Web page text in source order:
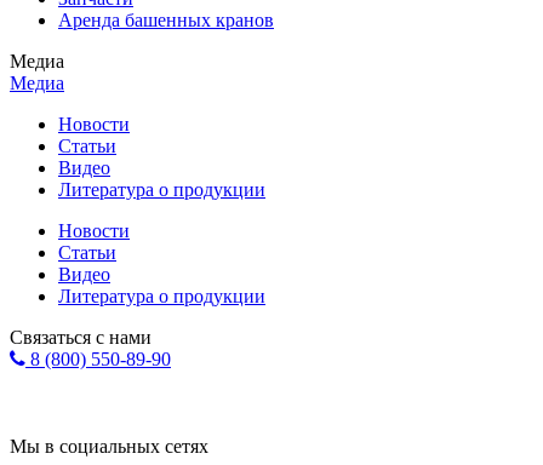
Аренда башенных кранов
Медиа
Медиа
Новости
Статьи
Видео
Литература о продукции
Новости
Статьи
Видео
Литература о продукции
Связаться с нами
8 (800) 550-89-90
Мы в социальных сетях